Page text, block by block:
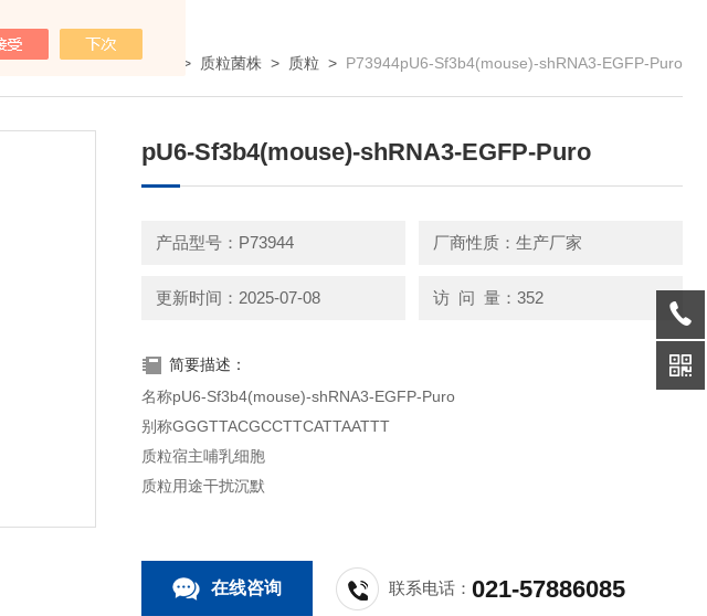
位置： 首页>产品中心 > 质粒菌株 > 质粒 > P73944pU6-Sf3b4(mouse)-shRNA3-EGFP-Puro
pU6-Sf3b4(mouse)-shRNA3-EGFP-Puro
产品型号：P73944 厂商性质：生产厂家
更新时间：2025-07-08 访 问 量：352
简要描述：
名称pU6-Sf3b4(mouse)-shRNA3-EGFP-Puro
别称GGGTTACGCCTTCATTAATTT
质粒宿主哺乳细胞
质粒用途干扰沉默
在线咨询 联系电话：021-57886085